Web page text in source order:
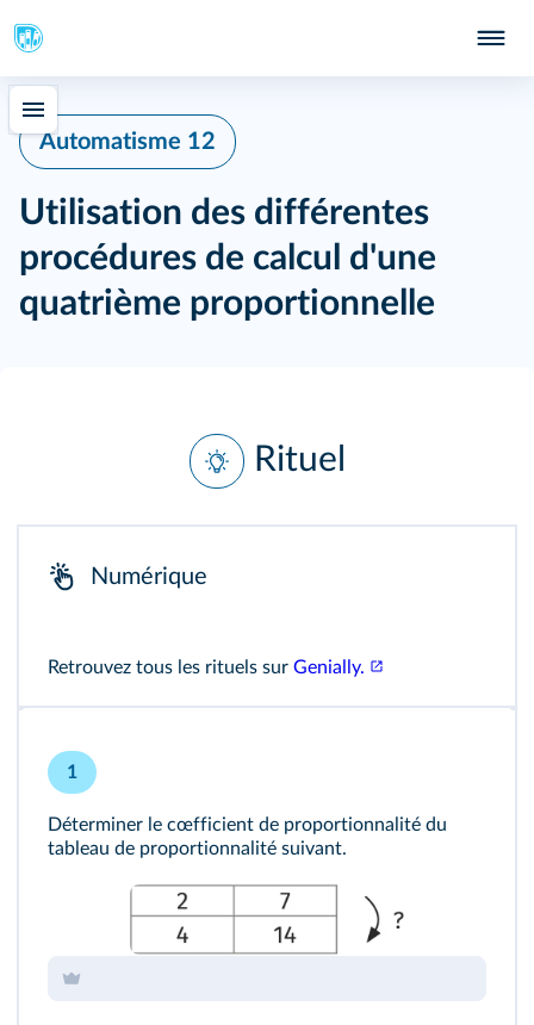
Automatisme 12
Utilisation des différentes
procédures de calcul d'une
quatrième proportionnelle
Rituel
Numérique
Retrouvez tous les rituels sur Genially.
1
Déterminer le cœfficient de proportionnalité du
tableau de proportionnalité suivant.